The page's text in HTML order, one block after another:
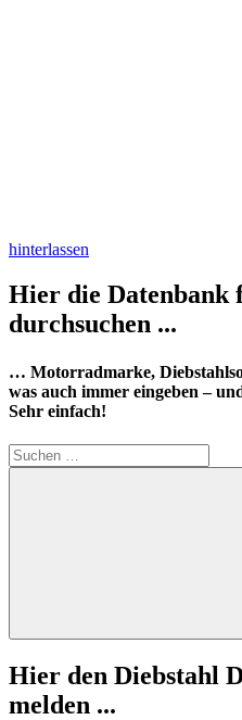
hinterlassen
Hier die Datenbank
durchsuchen ...
… Motorradmarke,
was auch immer eingeben –
Sehr einfach!
Suchen
nach:
Suchen
Hier den Diebstahl
melden ...